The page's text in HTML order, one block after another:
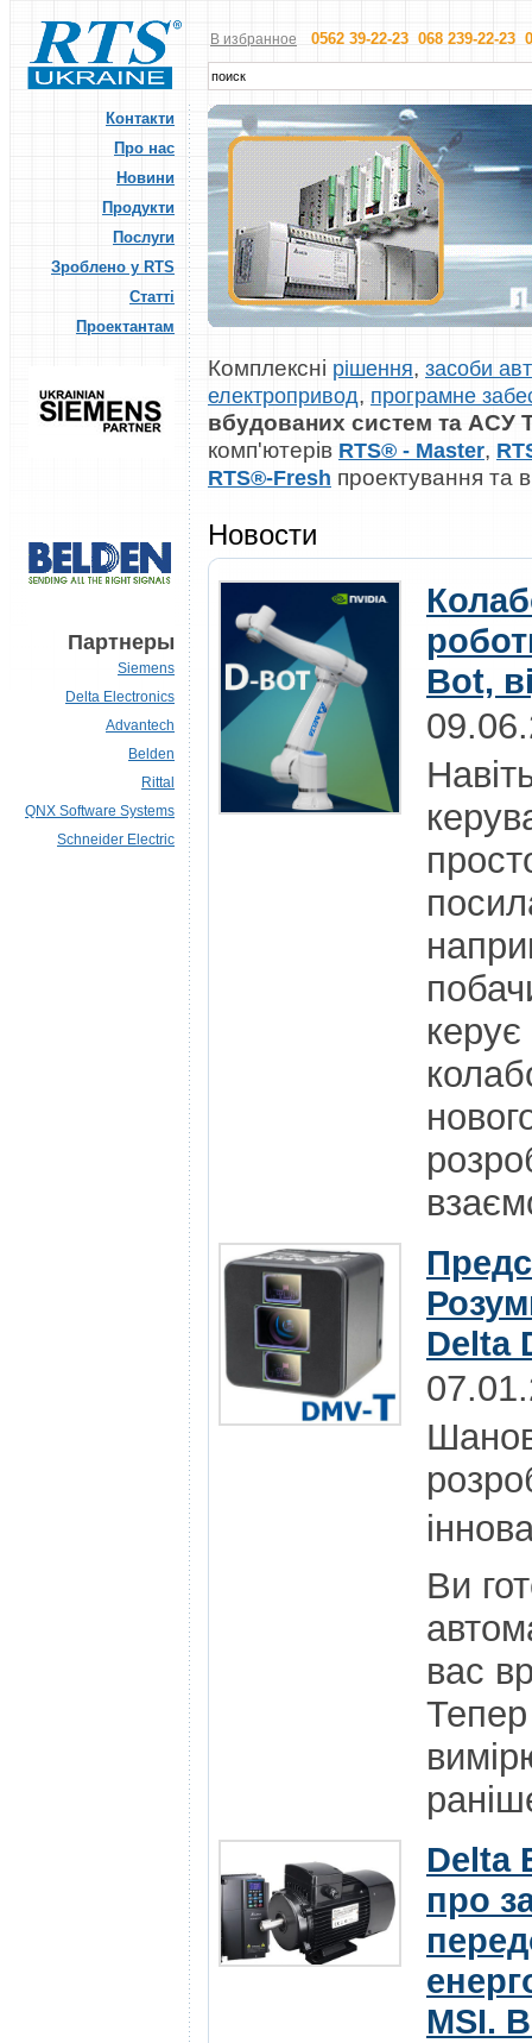
В избранное 0562 39-22-23 068 239-22-23
Контакти
Про нас
Новини
Продукти
Послуги
Зроблено у RTS
Статті
Проектантам
Партнеры
Siemens
Delta Electronics
Advantech
Belden
Rittal
QNX Software Systems
Schneider Electric
Комплексні рішення, засоби
електропривод, програмне
вбудованих систем та АСУ
комп'ютерів RTS® - Master,
RTS®-Fresh проектування та
Новости
Bot,
Delta
Ви
вас
Delta
про
MSI.